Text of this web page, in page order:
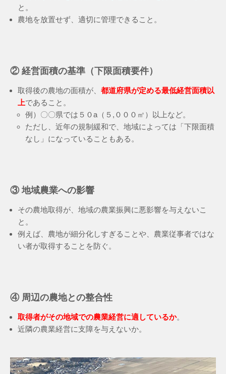
と。
農地を放置せず、適切に管理できること。
② 経営面積の基準（下限面積要件）
取得後の農地の面積が、 都道府県が定める最低経営面積以
上であること。
例）〇〇県では５０a（５,０００㎡）以上など。
ただし、近年の規制緩和で、地域によっては「下限面積
なし」になっていることもある。
③ 地域農業への影響
その農地取得が、地域の農業振興に悪影響を与えないこ
と。
例えば、農地が細分化しすぎることや、農業従事者ではな
い者が取得することを防ぐ。
④ 周辺の農地との整合性
取得者がその地域での農業経営に適しているか。
近隣の農業経営に支障を与えないか。